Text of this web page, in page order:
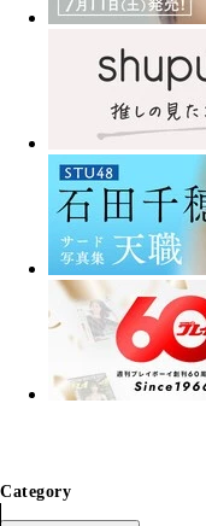
Category